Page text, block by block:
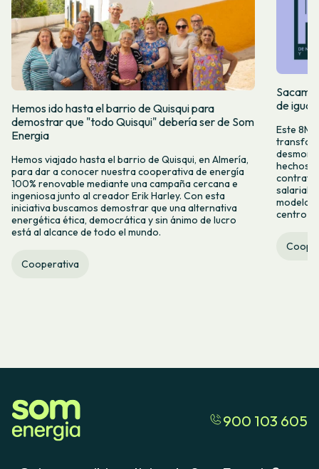
Hemos ido hasta el barrio de Quisqui para
demostrar que "todo Quisqui" debería ser de Som
Energia
Hemos viajado hasta el barrio de Quisqui, en Almería,
para dar a conocer nuestra cooperativa de energía
100% renovable mediante una campaña cercana e
ingeniosa junto al creador Erik Harley. Con esta
iniciativa buscamos demostrar que una alternativa
energética ética, democrática y sin ánimo de lucro
está al alcance de todo el mundo.
Cooperativa
de
Este 8M,
hechos y
salarial y
modelo
centro
900 103 605